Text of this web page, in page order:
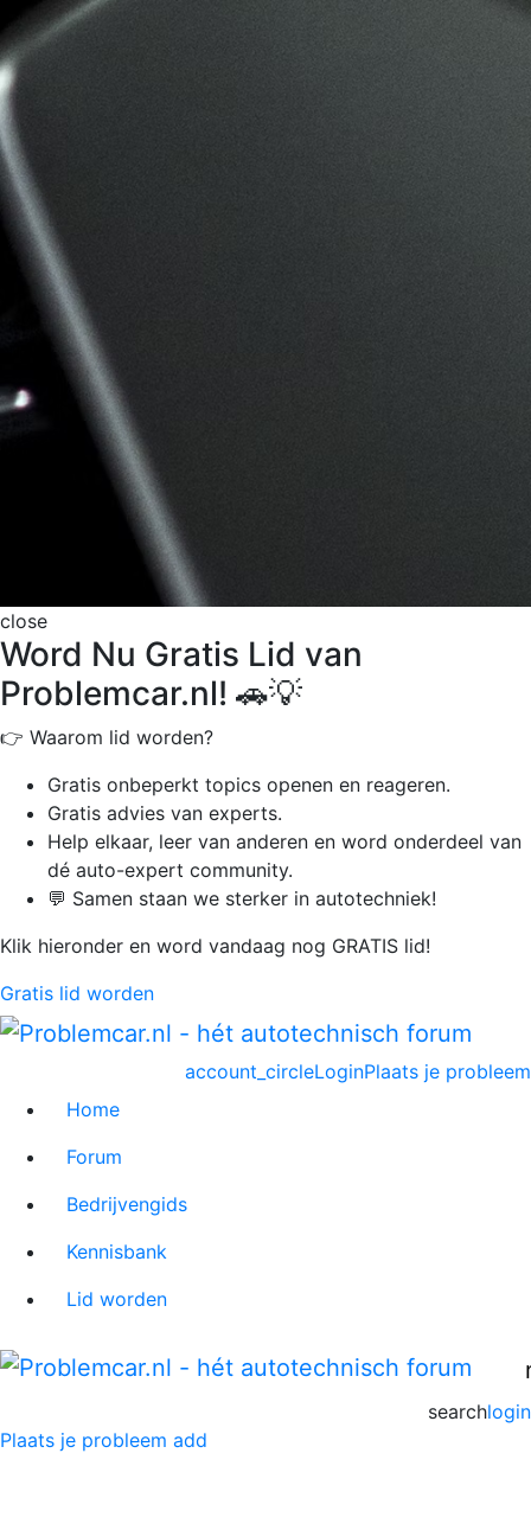
close
Word Nu Gratis Lid van
Problemcar.nl! 🚗💡
👉 Waarom lid worden?
Gratis onbeperkt topics openen en reageren.
Gratis advies van experts.
Help elkaar, leer van anderen en word onderdeel van
dé auto-expert community.
💬 Samen staan we sterker in autotechniek!
Klik hieronder en word vandaag nog GRATIS lid!
Gratis lid worden
Plaats je probleem
account_circleLogin
Home
Forum
Bedrijvengids
Kennisbank
Lid worden
login
search
Plaats je probleem add